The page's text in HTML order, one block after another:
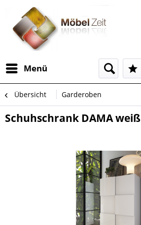
Menü
Übersicht Garderoben
Schuhschrank DAMA weiß